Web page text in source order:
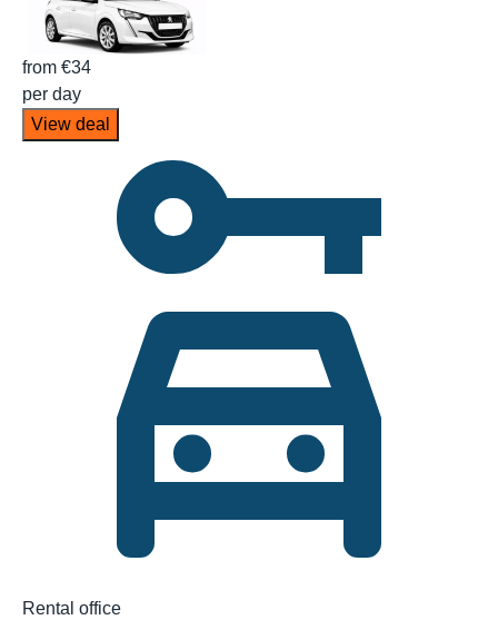
from €34
per day
View deal
Rental office